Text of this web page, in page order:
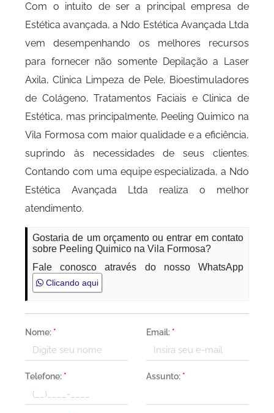
Com o intuito de ser a principal empresa de
Estética avançada, a Ndo Estética Avançada Ltda
vem desempenhando os melhores recursos
para fornecer não somente Depilação a Laser
Axila, Clinica Limpeza de Pele, Bioestimuladores
de Colágeno, Tratamentos Faciais e Clinica de
Estética, mas principalmente, Peeling Quimico na
Vila Formosa com maior qualidade e a eficiência,
suprindo às necessidades de seus clientes.
Contando com uma equipe especializada, a Ndo
Estética Avançada Ltda realiza o melhor
atendimento.
Gostaria de um orçamento ou entrar em contato
sobre Peeling Quimico na Vila Formosa?
Fale conosco através do nosso WhatsApp
Clicando aqui
Nome: * Email: *
Telefone: * Assunto: *